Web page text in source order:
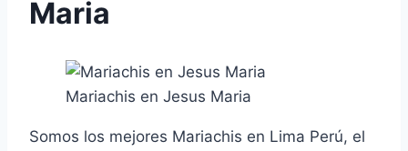
Maria
Mariachis en Jesus Maria
Somos los mejores Mariachis en Lima Perú, el